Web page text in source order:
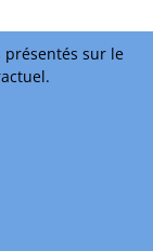
présentés sur le